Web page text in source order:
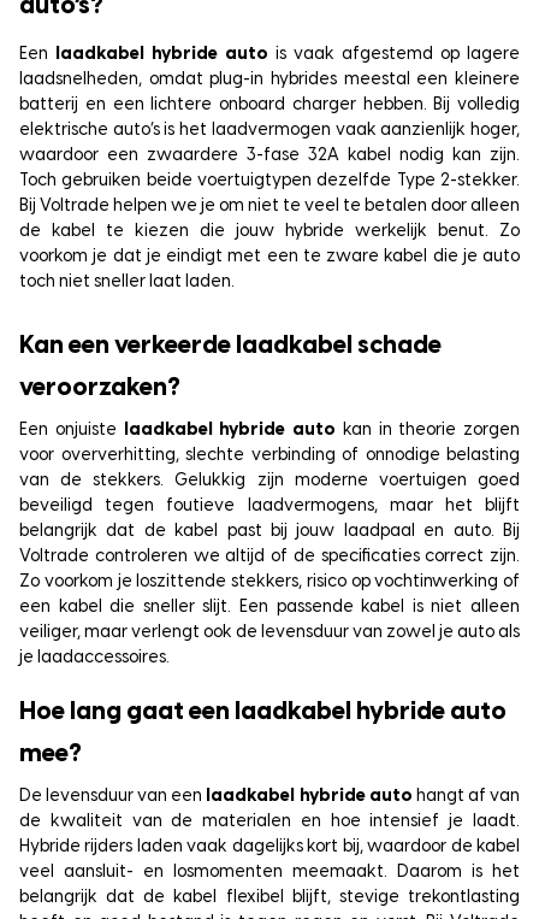
auto’s?
Een laadkabel hybride auto is vaak afgestemd op lagere
laadsnelheden, omdat plug-in hybrides meestal een kleinere
batterij en een lichtere onboard charger hebben. Bij volledig
elektrische auto’s is het laadvermogen vaak aanzienlijk hoger,
waardoor een zwaardere 3-fase 32A kabel nodig kan zijn.
Toch gebruiken beide voertuigtypen dezelfde Type 2-stekker.
Bij Voltrade helpen we je om niet te veel te betalen door alleen
de kabel te kiezen die jouw hybride werkelijk benut. Zo
voorkom je dat je eindigt met een te zware kabel die je auto
toch niet sneller laat laden.
Kan een verkeerde laadkabel schade
veroorzaken?
Een onjuiste laadkabel hybride auto kan in theorie zorgen
voor oververhitting, slechte verbinding of onnodige belasting
van de stekkers. Gelukkig zijn moderne voertuigen goed
beveiligd tegen foutieve laadvermogens, maar het blijft
belangrijk dat de kabel past bij jouw laadpaal en auto. Bij
Voltrade controleren we altijd of de specificaties correct zijn.
Zo voorkom je loszittende stekkers, risico op vochtinwerking of
een kabel die sneller slijt. Een passende kabel is niet alleen
veiliger, maar verlengt ook de levensduur van zowel je auto als
je laadaccessoires.
Hoe lang gaat een laadkabel hybride auto
mee?
De levensduur van een laadkabel hybride auto hangt af van
de kwaliteit van de materialen en hoe intensief je laadt.
Hybride rijders laden vaak dagelijks kort bij, waardoor de kabel
veel aansluit- en losmomenten meemaakt. Daarom is het
belangrijk dat de kabel flexibel blijft, stevige trekontlasting